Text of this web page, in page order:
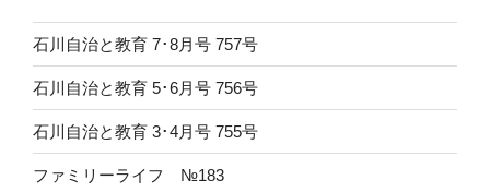
石川自治と教育 7･8月号 757号
石川自治と教育 5･6月号 756号
石川自治と教育 3･4月号 755号
ファミリーライフ №183